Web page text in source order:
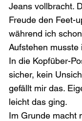
Jeans vollbracht.
Freude den Feet-
während ich
Aufstehen
In die Kopfüber-
sicher, kein
gefällt mir das.
leicht das ging.
Im Grunde macht